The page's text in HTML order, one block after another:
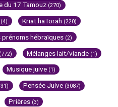
du 17 Tamouz (270)
(4) Kriat haTorah (220)
prénoms hébraïques (2)
(772) Mélanges lait/viande (1)
Musique juive (1)
Pensée Juive (3087)
Prières (3)